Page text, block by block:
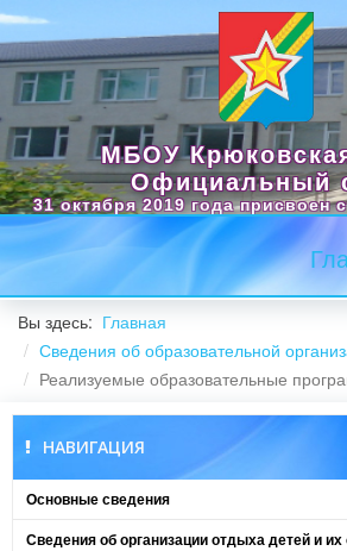
МБОУ
Официальный
31 октября 2019 года присвоен
Вы здесь: Главная
Сведения об образовательной
Реализуемые образовательные
НАВИГАЦИЯ
Основные сведения
Сведения об организации отдыха детей и